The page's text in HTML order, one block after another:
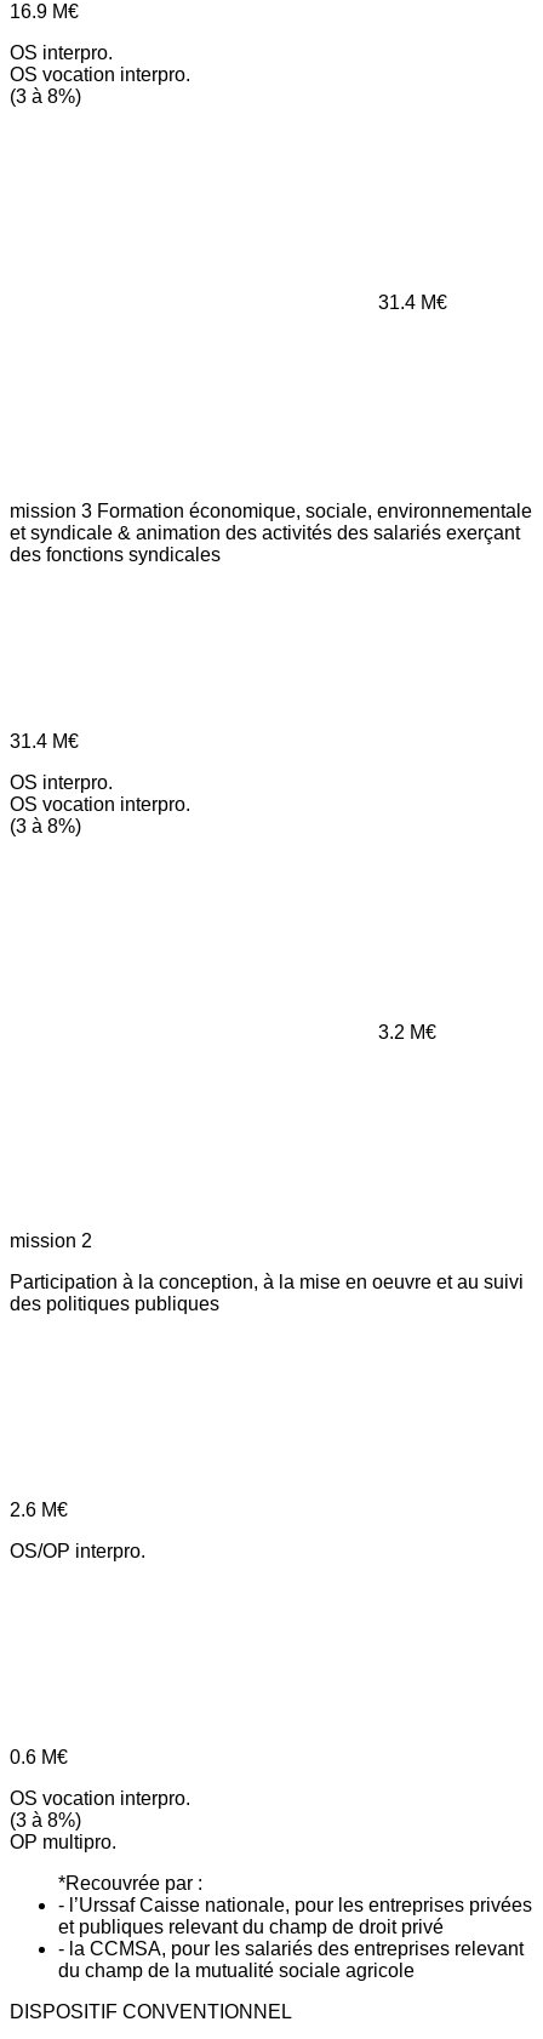
16.9 M€
OS interpro.
OS vocation interpro.
(3 à 8%)
31.4 M€
mission 3 Formation économique, sociale, environnementale
et syndicale & animation des activités des salariés exerçant
des fonctions syndicales
31.4 M€
OS interpro.
OS vocation interpro.
(3 à 8%)
3.2 M€
mission 2
Participation à la conception, à la mise en oeuvre et au suivi
des politiques publiques
2.6 M€
OS/OP interpro.
0.6 M€
OS vocation interpro.
(3 à 8%)
OP multipro.
*Recouvrée par :
- l’Urssaf Caisse nationale, pour les entreprises privées
et publiques relevant du champ de droit privé
- la CCMSA, pour les salariés des entreprises relevant
du champ de la mutualité sociale agricole
DISPOSITIF CONVENTIONNEL